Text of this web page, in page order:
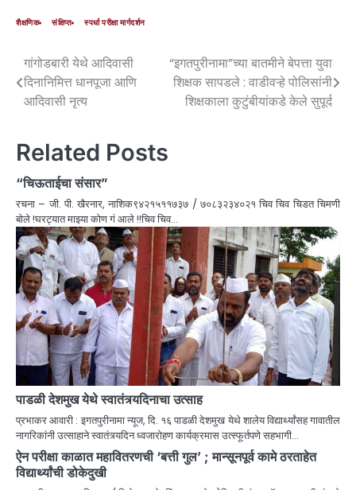
शैक्षणिक संक्षिप्त स्पर्धा परीक्षा मार्गदर्शन
गांगोडबारी येथे आदिवासी
दिनानिमित्त धानपूजा आणि
आदिवासी नृत्य
“इगतपुरीनामा”च्या बातमीने बेपत्ता युवा
शिक्षक सापडले : वाडीवऱ्हे पोलिसांनी
शिक्षकाला कुटुंबीयांकडे केले सुपूर्द
Related Posts
“चिऊताईचा संसार”
रचना – जी. पी. खैरनार, नाशिक९४२१५११७३७ / ७०८३२३४०२१ चिव चिव चिडत चिमणी
बोले !घरट्यात माझ्या कोण गं आले !!चिव चिव…
पाडळी देशमुख येथे स्वातंत्र्यदिनाचा उत्साह
प्रभाकर आवारी : इगतपुरीनामा न्यूज, दि. १६ पाडळी देशमुख येथे शालेय विद्यार्थ्यांसह गावातील
नागरिकांनी उत्साहाने स्वातंत्र्यदिन ध्वजारोहण कार्यक्रमास उत्स्फूर्तपणे सहभागी…
ऐन परीक्षा काळात महावितरणची ‘बत्ती गुल’ ; मान्सूनपूर्व कामे ठरताहेत
विद्यार्थ्यांची डोकेदुखी